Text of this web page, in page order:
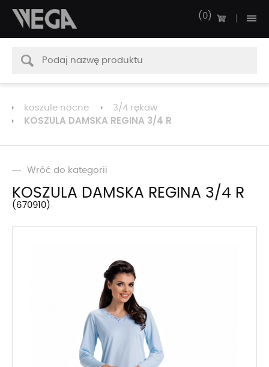
0
koszule nocne 3/4 rękaw
KOSZULA DAMSKA REGINA 3/4 R
Wróć do kategorii
KOSZULA DAMSKA REGINA 3/4 R
670910